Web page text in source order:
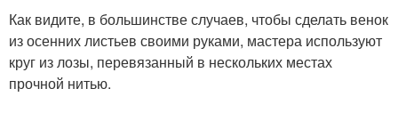
Как видите, в большинстве случаев, чтобы сделать венок
из осенних листьев своими руками, мастера используют
круг из лозы, перевязанный в нескольких местах
прочной нитью.